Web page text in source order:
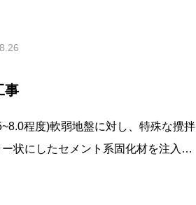
事
程度)軟弱地盤に対し、特殊な攪拌
状にしたセメント系固化材を注入